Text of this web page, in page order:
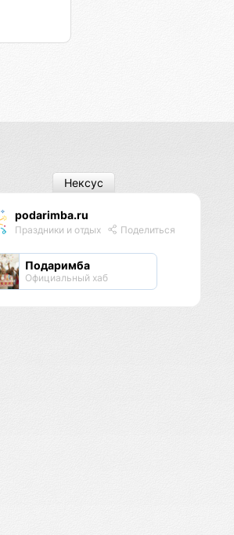
podarimba.ru
Праздники и отдых Поделиться
Подаримба
Официальный хаб
Нексус